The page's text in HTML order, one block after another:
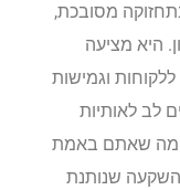
מסובכת,
היא מציעה
וגמישות
לאותיות
מה שאתם באמת
שנותנת